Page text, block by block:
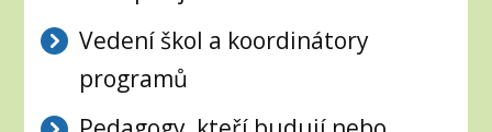
Vedení škol a koordinátory
programů